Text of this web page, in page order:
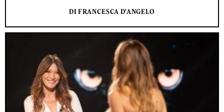
DI FRANCESCA D'ANGELO